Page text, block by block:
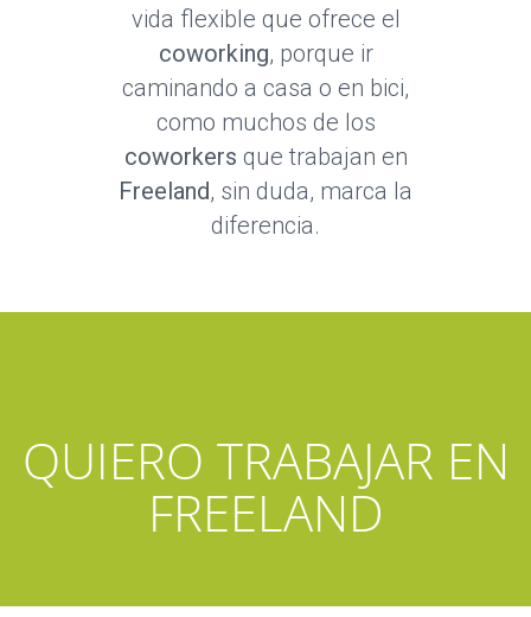
vida flexible que ofrece el
coworking, porque ir
caminando a casa o en bici,
como muchos de los
coworkers que trabajan en
Freeland, sin duda, marca la
diferencia.
QUIERO TRABAJAR EN
FREELAND